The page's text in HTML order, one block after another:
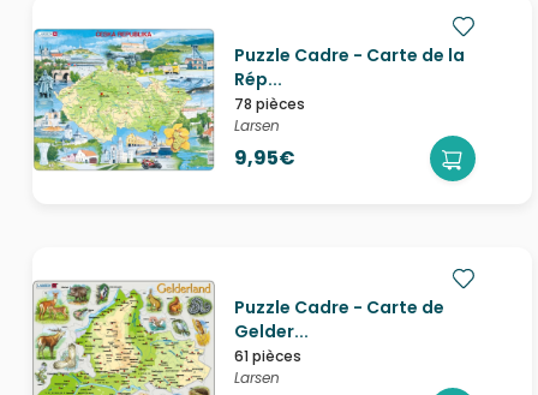
Puzzle Cadre - Carte de la
Rép...
78 pièces
Larsen
9,95€
Puzzle Cadre - Carte de
Gelder...
61 pièces
Larsen